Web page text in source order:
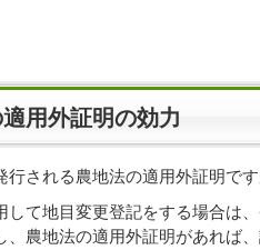
用外証明の効力
行される農地法の適用外証明で
して地目変更登記をする場合は
、農地法の適用外証明があれば